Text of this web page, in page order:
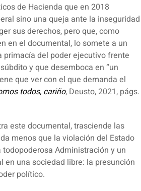
de Hacienda que en 2018
sino una queja ante la inseguridad
sus derechos, pero que, como
en el documental, lo somete a un
primacía del poder ejecutivofrente
y que desemboca en “un
que ver con el que demanda el
todos, cariño, Deusto, 2021, págs.
este documental, trasciende las
menos que la violación del Estado
Administración y un
en una sociedad libre: la presunción
político.